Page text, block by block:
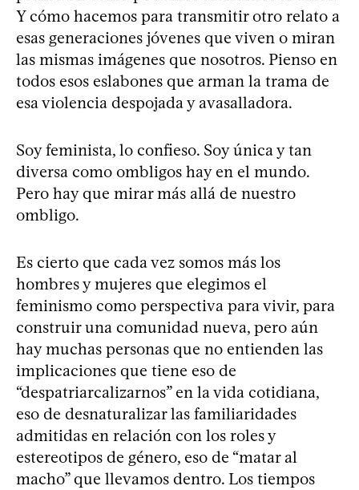
Y cómo hacemos para transmitir otro relato a
esas generaciones jóvenes que viven o miran
las mismas imágenes que nosotros. Pienso en
todos esos eslabones que arman la trama de
esa violencia despojada y avasalladora.
Soy feminista, lo confieso. Soy única y tan
diversa como ombligos hay en el mundo.
Pero hay que mirar más allá de nuestro
ombligo.
Es cierto que cada vez somos más los
hombres y mujeres que elegimos el
feminismo como perspectiva para vivir, para
construir una comunidad nueva, pero aún
hay muchas personas que no entienden las
implicaciones que tiene eso de
“despatriarcalizarnos” en la vida cotidiana,
eso de desnaturalizar las familiaridades
admitidas en relación con los roles y
estereotipos de género, eso de “matar al
macho” que llevamos dentro. Los tiempos